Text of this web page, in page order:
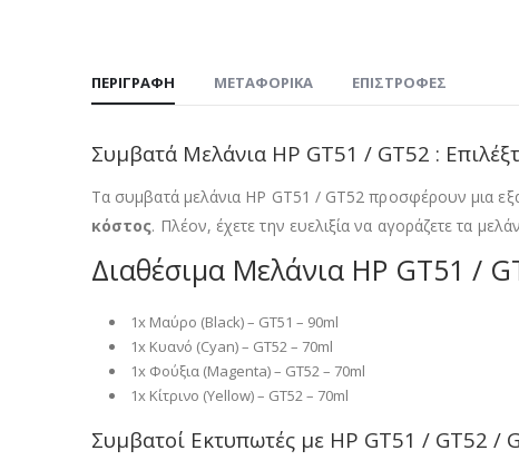
ΠΕΡΙΓΡΑΦΉ ΜΕΤΑΦΟΡΙΚΆ ΕΠΙΣΤΡΟΦΈΣ
Συμβατά Μελάνια HP GT51 / GT52 :
Τα συμβατά μελάνια HP GT51 / GT52 προσφέρουν μια
κόστος. Πλέον, έχετε την ευελιξία να αγοράζετε τα
Διαθέσιμα Μελάνια HP GT51 /
1x Μαύρο (Black) – GT51 – 90ml
1x Κυανό (Cyan) – GT52 – 70ml
1x Φούξια (Magenta) – GT52 – 70ml
1x Κίτρινο (Yellow) – GT52 – 70ml
Συμβατοί Εκτυπωτές με HP GT51 / GT52 /